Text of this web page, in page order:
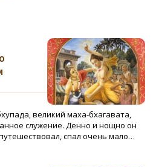
великий маха-бхагавата,
служение. Денно и нощно он
спал очень мало…